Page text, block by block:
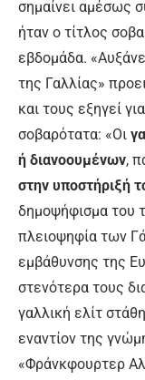
σημαίνει αμέσως
ήταν ο τίτλος
εβδομάδα.
της Γαλλίας»
και τους εξηγεί
σοβαρότατα: «Οι
ή διανοουμένων,
στην υποστήριξή
δημοψήφισμα του
πλειοψηφία των
εμβάθυνσης της
στενότερα τους
γαλλική ελίτ
εναντίον της
«Φράνκφουρτερ